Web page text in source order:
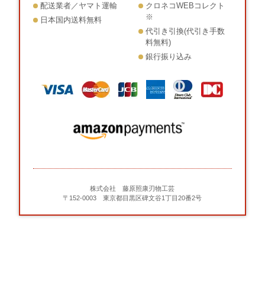
配送業者／ヤマト運輸
日本国内送料無料
クロネコWEBコレクト
※
代引き引換(代引き手数
料無料)
銀行振り込み
株式会社 藤原照康刃物工芸
〒152-0003 東京都目黒区碑文谷1丁目20番2号